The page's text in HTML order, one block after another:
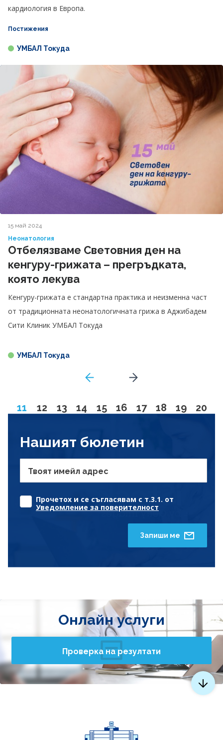
кардиология в Европа.
Постижения
УМБАЛ Токуда
15 май 2024
Неонатология
Отбелязваме Световния ден на
кенгуру-грижата – прегръдката,
която лекува
Кенгуру-грижата е стандартна практика и неизменна част
от традиционната неонатологичната грижа в Аджибадем
Сити Клиник УМБАЛ Токуда
УМБАЛ Токуда
GoToPreviousPage
Page
11 Go to page
12 Go to page
13 Go to page
14 Go to page
15 Go to page
16 Go to page
17 Go to page
18 Go to
19 Go
20
Go to next page
Нашият бюлетин
Твоят имейл адрес
Прочетох и се съгласявам с т.3.1. от
Уведомление за поверителност
Запиши ме
Онлайн услуги
Проверка на резултати